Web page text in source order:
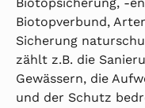
Biotopverbund,
Sicherung
zählt z.B. die
Gewässern, die
und der Schutz